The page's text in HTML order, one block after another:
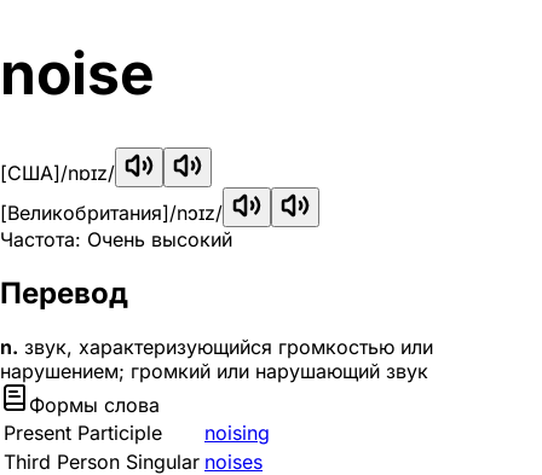
noise
[США]/nɒɪz/
[Великобритания]/nɔɪz/
Частота: Очень высокий
Перевод
n. звук, характеризующийся громкостью или
нарушением; громкий или нарушающий звук
Формы слова
Present Participle
noising
Third Person Singular noises